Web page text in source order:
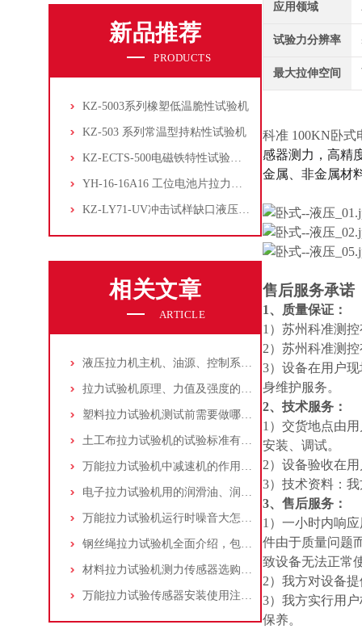
新品推荐
PRODUCTS
KZ-5003系列橡塑低温脆性试验机
KZ-503 系列常温型持粘性试验机
KZ-ECTS-500电磁铁特性试验系统
YH-16-16A16 工位电池片拉力试验机
KZ-LY71-UV冲击试样缺口液压拉床
相关文章
ARTICLE
液压拉力机主机、油源、控制系统的保养方法及技巧！
拉力试验机原理、力值及强度的计算方法
塑料拉力试验机测试前需要做哪些检查？
土工布拉力试验机的试验标准有哪些？
万能拉力试验机中减速机的作用有哪些？原理是什么？
电子拉力试验机用的润滑油、润滑脂这样选！
万能拉力试验机运行时噪音大怎么解决？
钢丝绳拉力试验机全面介绍，包括夹持方法
材料拉力试验机测力传感器选购小技巧！
万能拉力试验传感器安装使用注意事项？
应用领域
试验力分辨率
最大拉伸空间
科准 100KN卧式
感器测力，高精
金属、非金属材
售后服务承诺
1、质量保证：
1）苏州科准测
2）苏州科准测
3）设备在用户
身维护服务。
2、技术服务：
1）交货地点由
安装、调试。
2）设备验收在
3）技术资料：
3、售后服务：
1）一小时内响
件由于质量问题
致设备无法正常
2）我方对设备
3）我方实行用
保养。